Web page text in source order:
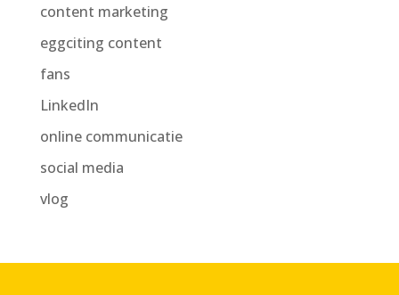
content marketing
eggciting content
fans
LinkedIn
online communicatie
social media
vlog